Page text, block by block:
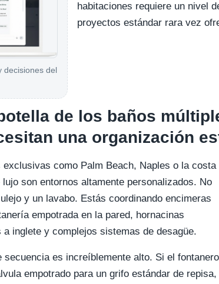
decisiones del
habitaciones requiere un nivel
proyectos estándar rara vez
de los baños
una organización
exclusivas como Palm Beach, Naples o la costa
son entornos altamente personalizados. No
y un lavabo. Estás coordinando encimeras
empotrada en la pared, hornacinas
inglete y complejos sistemas de desagüe.
secuencia es increíblemente alto. Si el fontanero
empotrado para un grifo estándar de repisa,